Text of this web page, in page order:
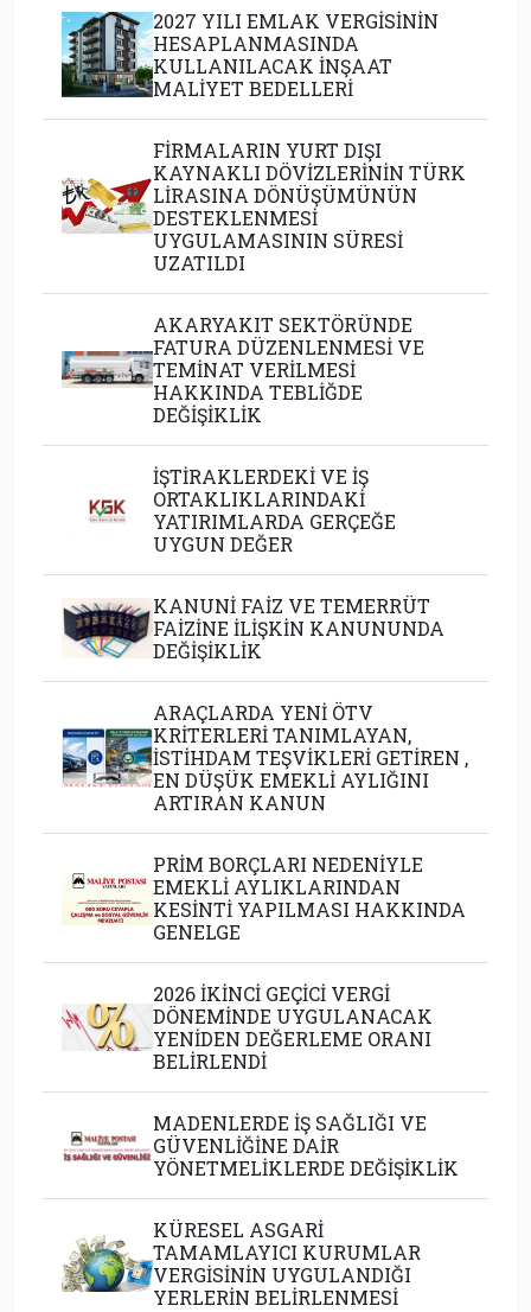
2027 YILI EMLAK VERGİSİNİN
HESAPLANMASINDA
KULLANILACAK İNŞAAT
MALİYET BEDELLERİ
FİRMALARIN YURT DIŞI
KAYNAKLI DÖVİZLERİNİN TÜRK
LİRASINA DÖNÜŞÜMÜNÜN
DESTEKLENMESİ
UYGULAMASININ SÜRESİ
UZATILDI
AKARYAKIT SEKTÖRÜNDE
FATURA DÜZENLENMESİ VE
TEMİNAT VERİLMESİ
HAKKINDA TEBLİĞDE
DEĞİŞİKLİK
İŞTİRAKLERDEKİ VE İŞ
ORTAKLIKLARINDAKİ
YATIRIMLARDA GERÇEĞE
UYGUN DEĞER
KANUNİ FAİZ VE TEMERRÜT
FAİZİNE İLİŞKİN KANUNUNDA
DEĞİŞİKLİK
ARAÇLARDA YENİ ÖTV
KRİTERLERİ TANIMLAYAN,
İSTİHDAM TEŞVİKLERİ GETİREN ,
EN DÜŞÜK EMEKLİ AYLIĞINI
ARTIRAN KANUN
PRİM BORÇLARI NEDENİYLE
EMEKLİ AYLIKLARINDAN
KESİNTİ YAPILMASI HAKKINDA
GENELGE
2026 İKİNCİ GEÇİCİ VERGİ
DÖNEMİNDE UYGULANACAK
YENİDEN DEĞERLEME ORANI
BELİRLENDİ
MADENLERDE İŞ SAĞLIĞI VE
GÜVENLİĞİNE DAİR
YÖNETMELİKLERDE DEĞİŞİKLİK
KÜRESEL ASGARİ
TAMAMLAYICI KURUMLAR
VERGİSİNİN UYGULANDIĞI
YERLERİN BELİRLENMESİ